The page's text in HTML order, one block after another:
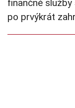
finančné
po prvýkrát